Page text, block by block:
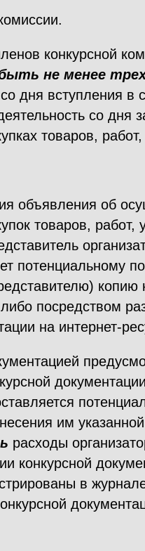
конкурсной
не менее
дня вступления
со дня
товаров,
объявления об
товаров, работ,
потенциальному
копию
посредством
на интернет-
им
расходы
конкурсной
в